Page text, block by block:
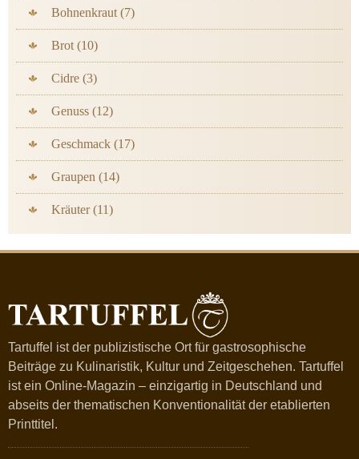
Bohnenkraut (7)
Brot (10)
Cidre (3)
Genuss (12)
Geschmack (17)
Graupen (14)
Kräuter (11)
Tartuffel ist der publizistische Ort für gastrosophische
Beiträge zu Kulinaristik, Kultur und Zeitgeschehen. Tartuffel
ist ein Online-Magazin – einzigartig in Deutschland und
abseits der thematischen Konventionalität der etablierten
Printtitel.